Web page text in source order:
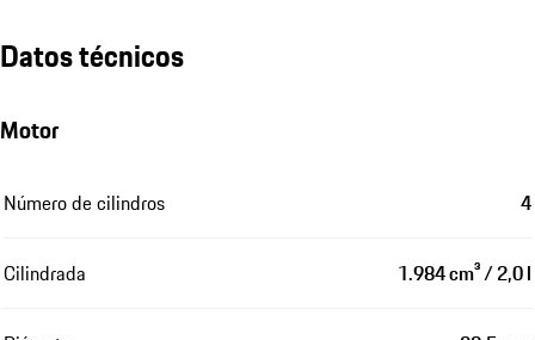
Datos técnicos
Motor
Número de cilindros 4
Cilindrada 1.984 cm³ / 2,0 l